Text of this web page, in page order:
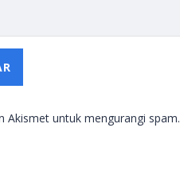
Akismet untuk mengurangi spam.